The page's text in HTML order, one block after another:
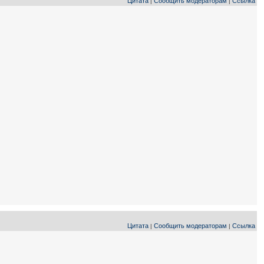
Цитата | Сообщить модераторам | Ссылка